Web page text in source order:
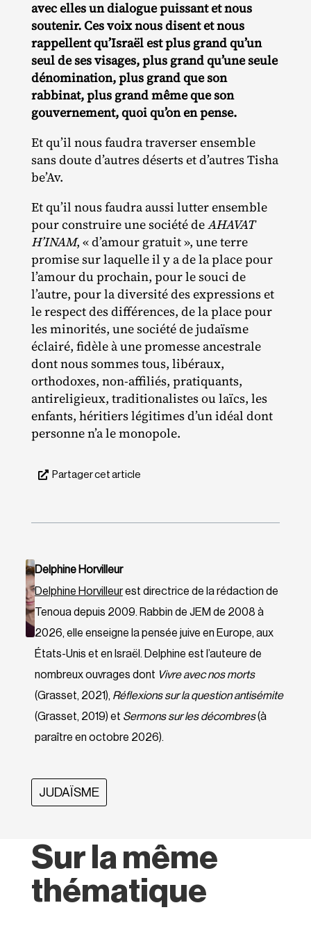
avec elles un dialogue puissant et nous
soutenir. Ces voix nous disent et nous
rappellent qu’Israël est plus grand qu’un
seul de ses visages, plus grand qu’une seule
dénomination, plus grand que son
rabbinat, plus grand même que son
gouvernement, quoi qu’on en pense.
Et qu’il nous faudra traverser ensemble
sans doute d’autres déserts et d’autres Tisha
be’Av.
Et qu’il nous faudra aussi lutter ensemble
pour construire une société deAHAVAT
H’INAM, « d’amour gratuit », une terre
promise sur laquelle il y a de la place pour
l’amour du prochain, pour le souci de
l’autre, pour la diversité des expressions et
le respect des différences, de la place pour
les minorités, une société de judaïsme
éclairé, fidèle à une promesse ancestrale
dont nous sommes tous, libéraux,
orthodoxes, non‐​affiliés, pratiquants,
antireligieux, traditionalistes ou laïcs, les
enfants, héritiers légitimes d’un idéal dont
personne n’a le monopole.
Partager cet article
Delphine Horvilleur
Delphine Horvilleurest directrice de la rédaction de
Tenoua depuis 2009. Rabbin de JEM de 2008 à
2026, elle enseigne la pensée juive en Europe, aux
États-Unis et en Israël. Delphine est l’auteure de
nombreux ouvrages dont Vivre avec nos morts
(Grasset, 2021), Réflexions sur la question antisémite
(Grasset, 2019) et Sermons sur les décombres(à
paraître en octobre 2026).
JUDAÏSME
Sur la même
thématique